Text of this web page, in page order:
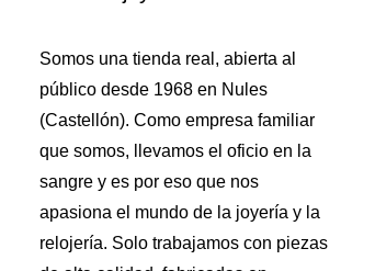
Somos una tienda real, abierta al
público desde 1968 en Nules
(Castellón). Como empresa familiar
que somos, llevamos el oficio en la
sangre y es por eso que nos
apasiona el mundo de la joyería y la
relojería. Solo trabajamos con piezas